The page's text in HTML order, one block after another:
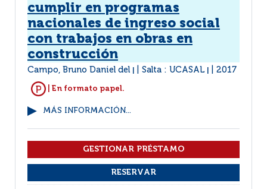
cumplir en programas
nacionales de ingreso social
con trabajos en obras en
construcción
Campo, Bruno Daniel del Salta : UCASAL 2017
| En formato papel.
MÁS INFORMACIÓN...